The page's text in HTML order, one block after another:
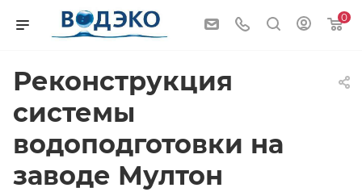
0
Реконструкция
системы
водоподготовки на
заводе Мултон